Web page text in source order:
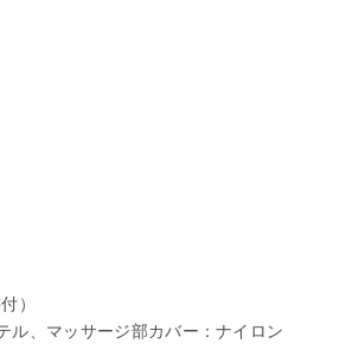
）
ル、マッサージ部カバー：ナイロン